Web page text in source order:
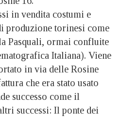
in vendita costumi e
produzione torinesi come
Pasquali, ormai confluite
Italiana). Viene
in via delle Rosine
che era stato usato
successo come il
successi: Il ponte dei